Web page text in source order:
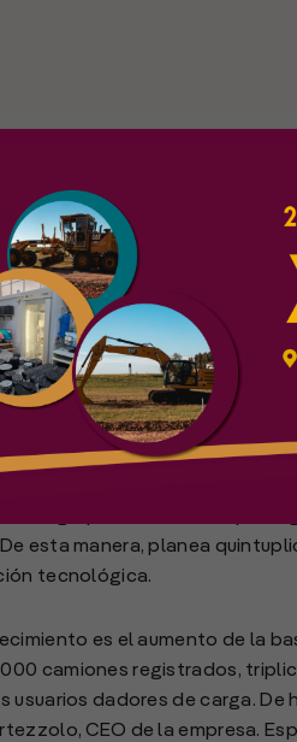
dadores de carga con
trigo y otros cereales y
esta manera, planea
tecnológica.
es el aumento de la
camiones registrados,
dadores de carga. De
CEO de la empresa.